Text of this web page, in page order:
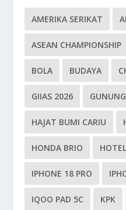
AMERIKA SERIKAT
ASEAN CHAMPIONSHIP
BOLA BUDAYA
GIIAS 2026
HAJAT BUMI CARIU
HONDA BRIO
IPHONE 18 PRO
IQOO PAD 5C KPK